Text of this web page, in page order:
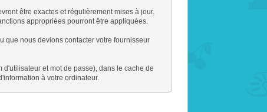
être exactes et régulièrement mises à jour.
appropriées pourront être appliquées.
que nous devions contacter votre fournisseur
et mot de passe), dans le cache de
à votre ordinateur.